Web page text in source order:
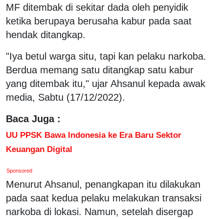
MF ditembak di sekitar dada oleh penyidik
ketika berupaya berusaha kabur pada saat
hendak ditangkap.
"Iya betul warga situ, tapi kan pelaku narkoba.
Berdua memang satu ditangkap satu kabur
yang ditembak itu," ujar Ahsanul kepada awak
media, Sabtu (17/12/2022).
Baca Juga :
UU PPSK Bawa Indonesia ke Era Baru Sektor
Keuangan Digital
Sponsored
Menurut Ahsanul, penangkapan itu dilakukan
pada saat kedua pelaku melakukan transaksi
narkoba di lokasi. Namun, setelah disergap